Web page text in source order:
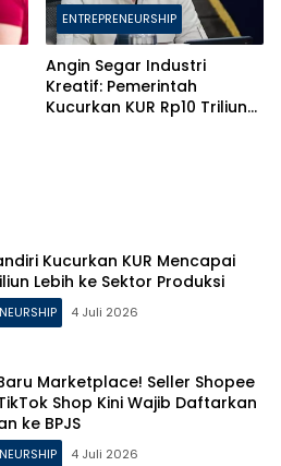
ENTREPRENEURSHIP
Angin Segar Industri
Kreatif: Pemerintah
Kucurkan KUR Rp10 Triliun
Kucurkan KUR Mencapai
Lebih ke Sektor Produksi
4 Juli 2026
Marketplace! Seller Shopee
Shop Kini Wajib Daftarkan
ke BPJS
4 Juli 2026